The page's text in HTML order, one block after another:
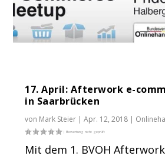
17. April: Afterwork e-
in Saarbrücken
von Mark Steier |Apr. 12, 2018 |
Mit dem 1. BVOH